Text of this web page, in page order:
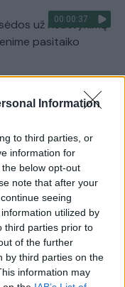
Information
to third parties, or
information for
below opt-out
note that after your
seeing
utilized by
third parties prior to
of the further
by third parties on the
information may
00:00:37
už neatvykimą
pasitaiko
00:00:49
paimtus šešis